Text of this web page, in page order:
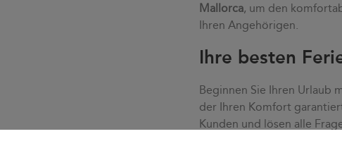
Mallorca, um den
Ihren Angehörigen.
Ihre besten
Beginnen Sie Ihren Urlaub
der Ihren Komfort
Kunden und lösen alle